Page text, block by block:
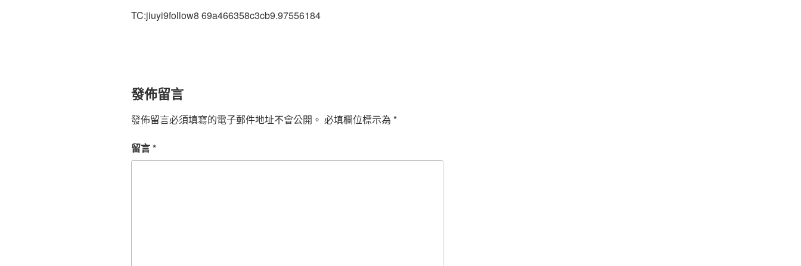
TC:jiuyi9follow8 69a466358c3cb9.97556184
發佈留言
發佈留言必須填寫的電子郵件地址不會公開。 必填欄位標示為 *
留言*